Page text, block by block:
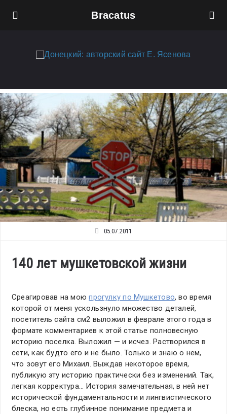
Bracatus
05.07.2011
140 лет мушкетовской жизни
Среагировав на моюпрогулку по Мушкетово, во время
которой от меня ускользнуло множество деталей,
посетитель сайта см2 выложил в феврале этого года в
формате комментариев к этой статье полновесную
историю поселка. Выложил — и исчез. Растворился в
сети, как будто его и не было. Только и знаю о нем,
что зовут его Михаил. Выждав некоторое время,
публикую эту историю практически без изменений. Так,
легкая корректура… История замечательная, в ней нет
исторической фундаментальности и лингвистического
блеска, но есть глубинное понимание предмета и